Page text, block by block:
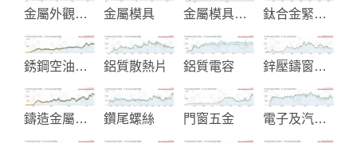
金屬外觀表面處理加工服務 金屬模具 金屬模具代工製造 鈦合金緊固件和鋼絲桿製造
銹鋼空油壓管配件接頭 鋁質散熱片 鋁質電容 鋅壓鑄窗簾五金-汽配五金
鑄造金屬閥門零件 鑽尾螺絲 門窗五金 電子及汽車塑膠零組件